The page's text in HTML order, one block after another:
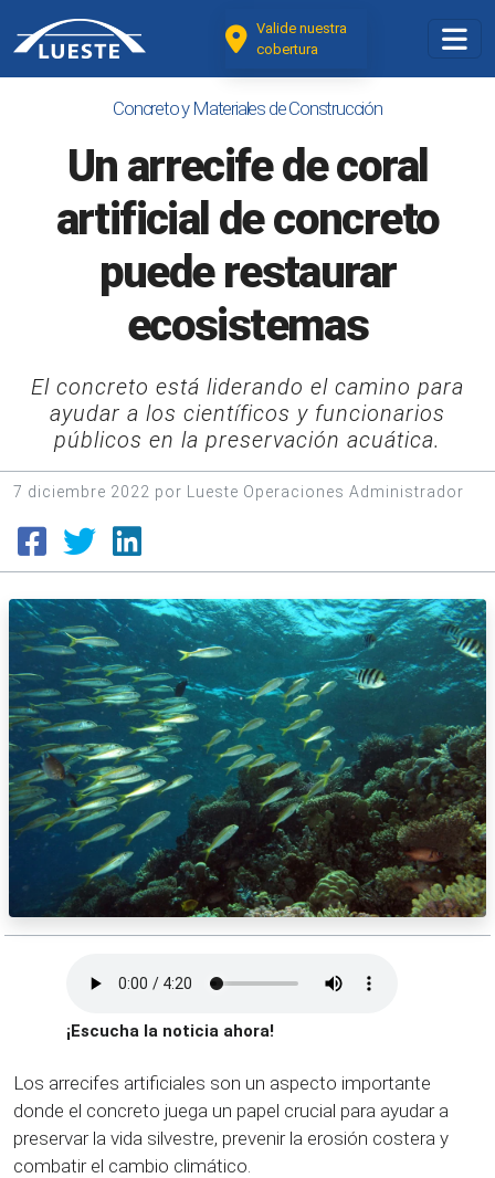
Valide nuestra
cobertura
Concreto y Materiales de Construcción
Un arrecife de coral
artificial de concreto
puede restaurar
ecosistemas
El concreto está liderando el camino para
ayudar a los científicos y funcionarios
públicos en la preservación acuática.
7 diciembre 2022 por Lueste Operaciones Administrador
¡Escucha la noticia ahora!
Los arrecifes artificiales son un aspecto importante
donde el concreto juega un papel crucial para ayudar a
preservar la vida silvestre, prevenir la erosión costera y
combatir el cambio climático.